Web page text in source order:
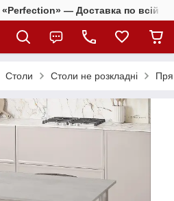
«Perfection» — Доставка по всій
Столи Столи не розкладні